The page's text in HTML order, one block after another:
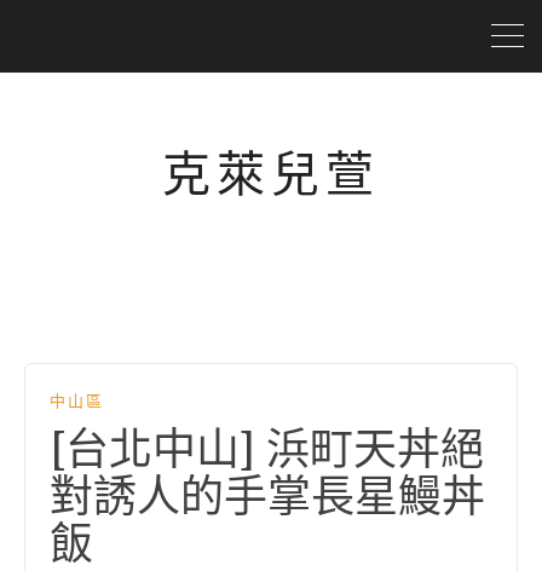
克萊兒萱
中山區
[台北中山] 浜町天丼絕
對誘人的手掌長星鰻丼
飯